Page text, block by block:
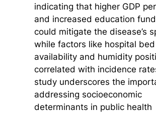
indicating that higher GDP
and increased education
could mitigate the disease’s
while factors like hospital bed
availability and humidity
correlated with incidence
study underscores the
addressing socioeconomic
determinants in public health